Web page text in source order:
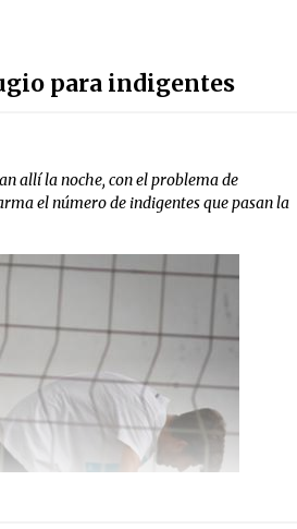
para indigentes
allí la noche, con el problema de
el número de indigentes que pasan la